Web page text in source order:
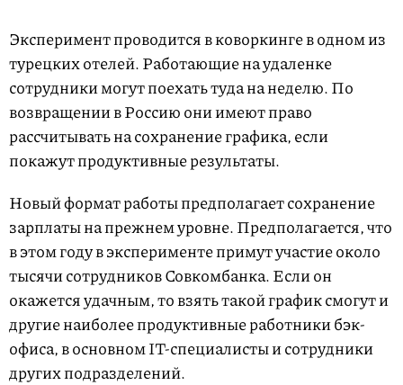
Эксперимент проводится в коворкинге в одном из
турецких отелей. Работающие на удаленке
сотрудники могут поехать туда на неделю. По
возвращении в Россию они имеют право
рассчитывать на сохранение графика, если
покажут продуктивные результаты.
Новый формат работы предполагает сохранение
зарплаты на прежнем уровне. Предполагается, что
в этом году в эксперименте примут участие около
тысячи сотрудников Совкомбанка. Если он
окажется удачным, то взять такой график смогут и
другие наиболее продуктивные работники бэк-
офиса, в основном IT-специалисты и сотрудники
других подразделений.